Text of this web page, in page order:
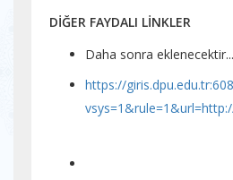
DİĞER FAYDALI LİNKLER
Daha sonra eklenecektir...
https://